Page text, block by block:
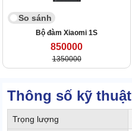
So sánh
Bộ đàm Xiaomi 1S
850000
1350000
Thông số kỹ thuật
Trọng lượng